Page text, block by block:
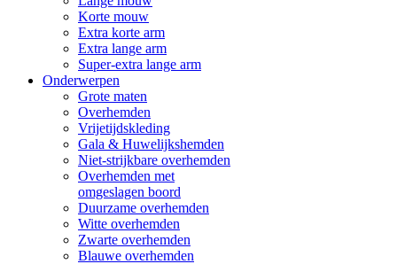
Korte mouw
Extra korte arm
Extra lange arm
Super-extra lange arm
Onderwerpen
Grote maten
Overhemden
Vrijetijdskleding
Gala & Huwelijkshemden
Niet-strijkbare overhemden
Overhemden met
omgeslagen boord
Duurzame overhemden
Witte overhemden
Zwarte overhemden
Blauwe overhemden